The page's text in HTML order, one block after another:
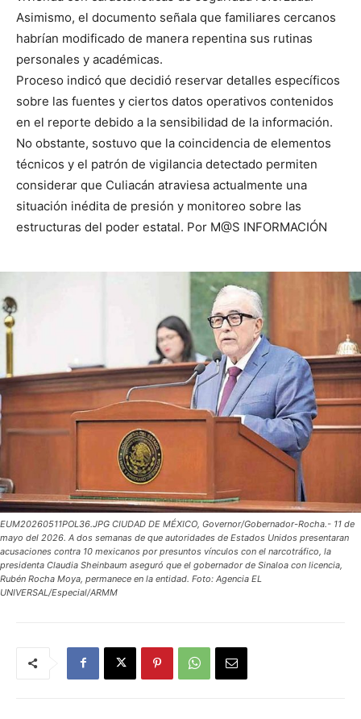
Asimismo, el documento señala que familiares cercanos
habrían modificado de manera repentina sus rutinas
personales y académicas.
Proceso indicó que decidió reservar detalles específicos
sobre las fuentes y ciertos datos operativos contenidos
en el reporte debido a la sensibilidad de la información.
No obstante, sostuvo que la coincidencia de elementos
técnicos y el patrón de vigilancia detectado permiten
considerar que Culiacán atraviesa actualmente una
situación inédita de presión y monitoreo sobre las
estructuras del poder estatal. Por M@S INFORMACIÓN
EUM20260511POL36.JPG CIUDAD DE MÉXICO, Governor/Gobernador-Rocha.- 11 de
mayo del 2026. A dos semanas de que autoridades de Estados Unidos presentaran
acusaciones contra 10 mexicanos por presuntos vínculos con el narcotráfico, la
presidenta Claudia Sheinbaum aseguró que el gobernador de Sinaloa con licencia,
Rubén Rocha Moya, permanece en la entidad. Foto: Agencia EL
UNIVERSAL/Especial/ARMM